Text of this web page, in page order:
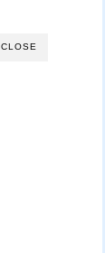
CLOSE